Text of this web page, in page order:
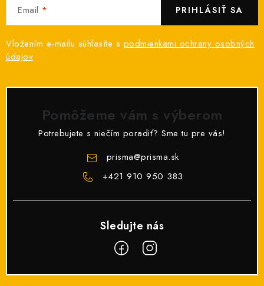
Email
Vložením e-mailu súhlasíte s podmienkami ochrany osobných
údajov
PRIHLÁSIŤ SA
Pomôžeme vám s výberom
Potrebujete s niečím poradiť? Sme tu pre vás!
prisma@prisma.sk
+421 910 950 383